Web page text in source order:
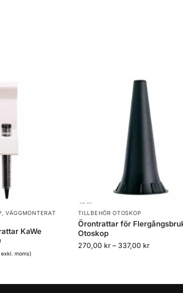
VÄGGMONTERAT
KaWe
moms)
TILLBEHÖR OTOSKOP
Örontrattar för
Otoskop
270,00 kr – 337,00 kr